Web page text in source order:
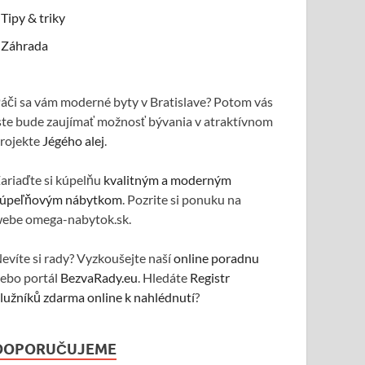
Tipy & triky
Záhrada
sa vám moderné byty v Bratislave? Potom vás
bude zaujímať možnosť bývania v atraktívnom
Jégého alej.
si kúpelňu kvalitným a moderným
nábytkom. Pozrite si ponuku na
omega-nabytok.sk.
si rady? Vyzkoušejte našíonline poradnu
portál BezvaRady.eu. Hledáte Registr
zdarma online k nahlédnutí?